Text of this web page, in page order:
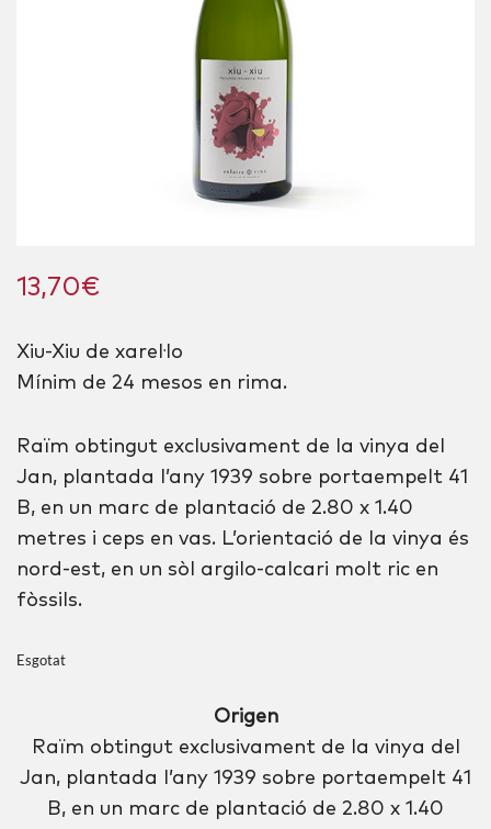
13,70€
Xiu-Xiu de xarel·lo
Mínim de 24 mesos en rima.
Raïm obtingut exclusivament de la vinya del
Jan, plantada l’any 1939 sobre portaempelt 41
B, en un marc de plantació de 2.80 x 1.40
metres i ceps en vas. L’orientació de la vinya és
nord-est, en un sòl argilo-calcari molt ric en
fòssils.
Esgotat
Origen
Raïm obtingut exclusivament de la vinya del
Jan, plantada l’any 1939 sobre portaempelt 41
B, en un marc de plantació de 2.80 x 1.40